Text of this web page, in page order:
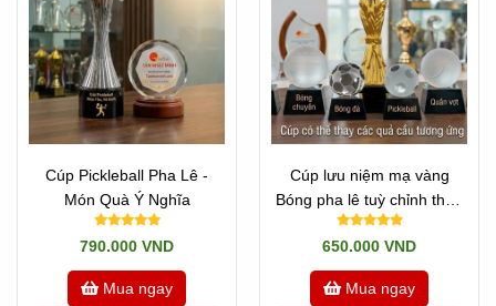
Cúp Pickleball Pha Lê -
Món Quà Ý Nghĩa
790.000 VND
Mua ngay
Cúp lưu niệm mạ vàng
Bóng pha lê tuỳ chỉnh theo
giải
650.000 VND
Mua ngay